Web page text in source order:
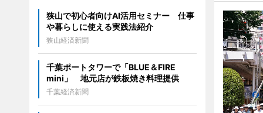
狭山で初心者向けAI活用セミナー 仕事
や暮らしに使える実践法紹介
狭山経済新聞
千葉ポートタワーで「BLUE＆FIRE
mini」 地元店が鉄板焼き料理提供
千葉経済新聞